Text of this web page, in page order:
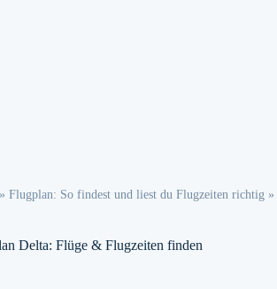
» Flugplan: So findest und liest du Flugzeiten richtig »
Delta: Flüge & Flugzeiten finden